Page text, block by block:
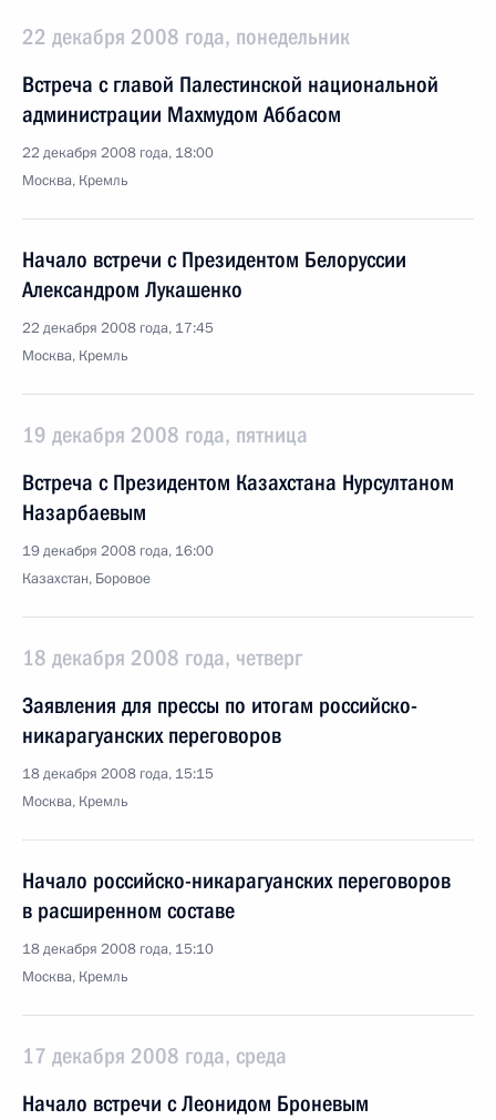
22 декабря 2008 года, понедельник
Встреча с главой Палестинской национальной
администрации Махмудом Аббасом
22 декабря 2008 года, 18:00
Москва, Кремль
Начало встречи с Президентом Белоруссии
Александром Лукашенко
22 декабря 2008 года, 17:45
Москва, Кремль
19 декабря 2008 года, пятница
Встреча с Президентом Казахстана Нурсултаном
Назарбаевым
19 декабря 2008 года, 16:00
Казахстан, Боровое
18 декабря 2008 года, четверг
Заявления для прессы по итогам российско-
никарагуанских переговоров
18 декабря 2008 года, 15:15
Москва, Кремль
Начало российско-никарагуанских переговоров
в расширенном составе
18 декабря 2008 года, 15:10
Москва, Кремль
17 декабря 2008 года, среда
Начало встречи с Леонидом Броневым